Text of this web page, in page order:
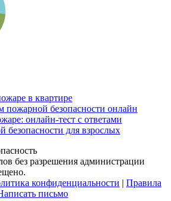
в квартире
пожарной безопасности онлайн
онлайн-тест с ответами
безопасности для взрослых
без разрешения администрации
конфиденциальности | Правила
письмо